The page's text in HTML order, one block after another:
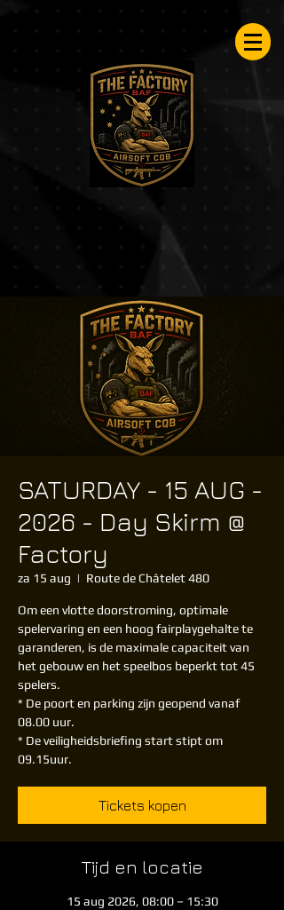
SATURDAY - 15 AUG -
2026 - Day Skirm @
Factory
za 15 aug
  |
Route de Châtelet 480
Om een vlotte doorstroming, optimale
spelervaring en een hoog fairplaygehalte te
garanderen, is de maximale capaciteit van
het gebouw en het speelbos beperkt tot 45
spelers.
* De poort en parking zijn geopend vanaf
08.00 uur.
* De veiligheidsbriefing start stipt om
09.15uur.
Tickets kopen
Tijd en locatie
15 aug 2026, 08:00 – 15:30